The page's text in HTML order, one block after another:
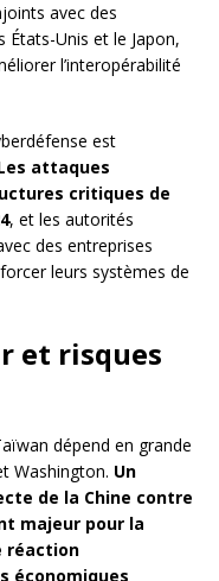
avec des
Unis et le Japon,
l’interopérabilité
est
attaques
critiques de
, et les autorités
des entreprises
leurs systèmes de
et risques
dépend en grande
Washington. Un
de la Chine contre
majeur pour la
réaction
économiques